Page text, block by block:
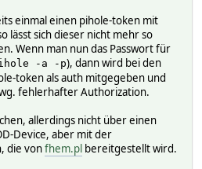
einmal einen pihole-token mit
lässt sich dieser nicht mehr so
Wenn man nun das Passwort für
-a -p), dann wird bei den
token als auth mitgegeben und
fehlerhafter Authorization.
allerdings nicht über einen
Device, aber mit der
die vonfhem.pl bereitgestellt wird.